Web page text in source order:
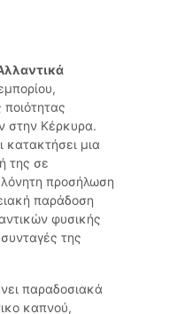
στην Κέρκυρα.
κατακτήσει μια
της σε
προσήλωση
παράδοση
φυσικής
της
παραδοσιακά
καπνού,